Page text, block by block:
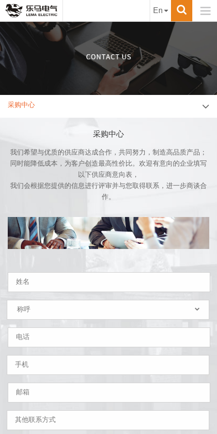

En
采购中心
采购中心
我们希望与优质的供应商达成合作，共同努力，制造高品质产品；
同时能降低成本，为客户创造最高性价比。欢迎有意向的企业填写
以下供应商意向表，
我们会根据您提供的信息进行评审并与您取得联系，进一步商谈合
作。